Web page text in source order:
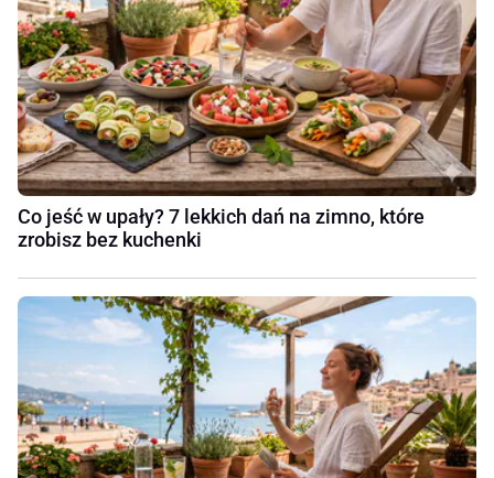
Co jeść w upały? 7 lekkich dań na zimno, które
zrobisz bez kuchenki